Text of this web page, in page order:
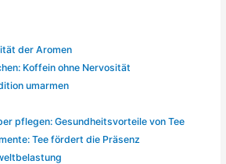
der Aromen
Koffein ohne Nervosität
umarmen
pflegen: Gesundheitsvorteile von Tee
Tee fördert die Präsenz